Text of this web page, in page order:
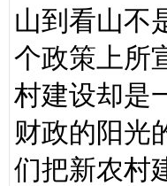
山到看山不
个政策上所
村建设却是
财政的阳光
们把新农村